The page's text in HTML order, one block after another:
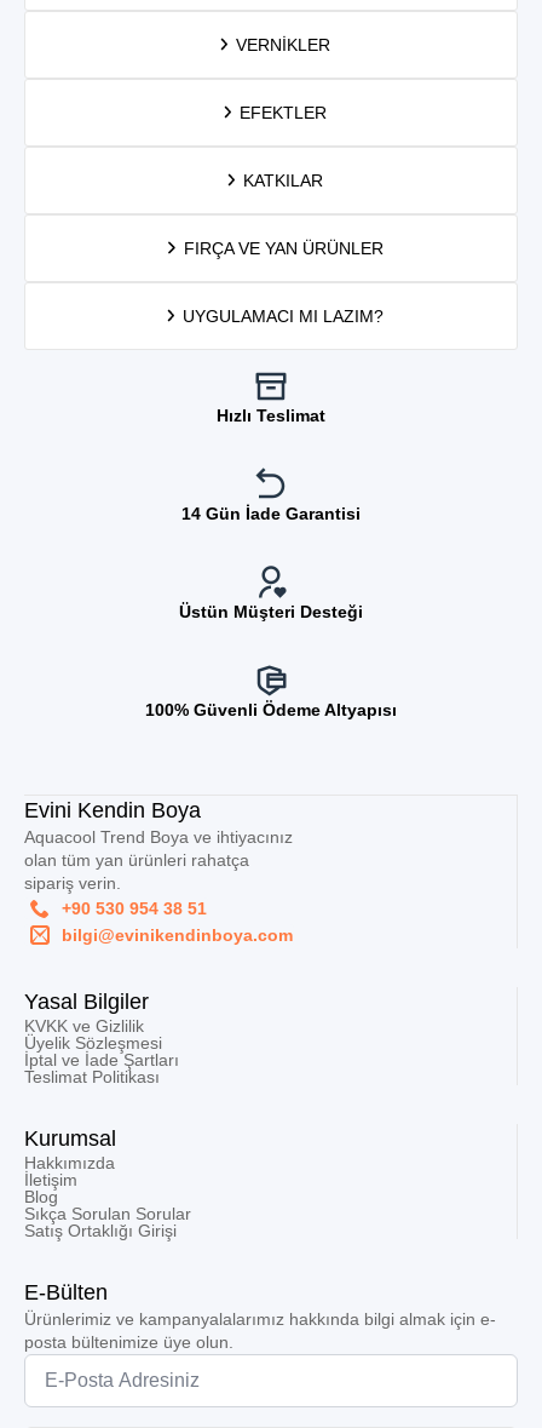
VERNIKLER
EFEKTLER
KATKILAR
FIRÇA VE YAN ÜRÜNLER
UYGULAMACI MI LAZIM?
Hızlı Teslimat
14 Gün İade Garantisi
Üstün Müşteri Desteği
100% Güvenli Ödeme Altyapısı
Evini Kendin Boya
Aquacool Trend Boya ve ihtiyacınız
olan tüm yan ürünleri rahatça
sipariş verin.
+90 530 954 38 51
bilgi@evinikendinboya.com
Yasal Bilgiler
KVKK ve Gizlilik
Üyelik Sözleşmesi
İptal ve İade Şartları
Teslimat Politikası
Kurumsal
Hakkımızda
İletişim
Blog
Sıkça Sorulan Sorular
Satış Ortaklığı Girişi
E-Bülten
Ürünlerimiz ve kampanyalalarımız hakkında bilgi almak için e-
posta bültenimize üye olun.
Email